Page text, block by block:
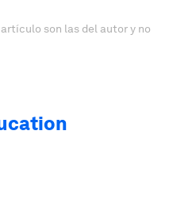
son las del autor y no